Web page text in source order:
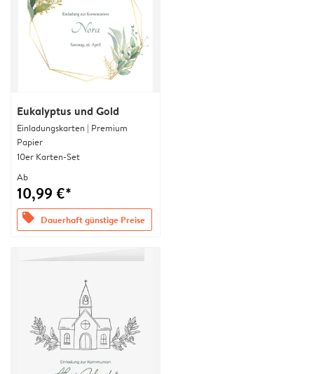
Eukalyptus und Gold
Einladungskarten | Premium
Papier
10er Karten-Set
Ab
10,99 €*
offers Dauerhaft günstige Preise